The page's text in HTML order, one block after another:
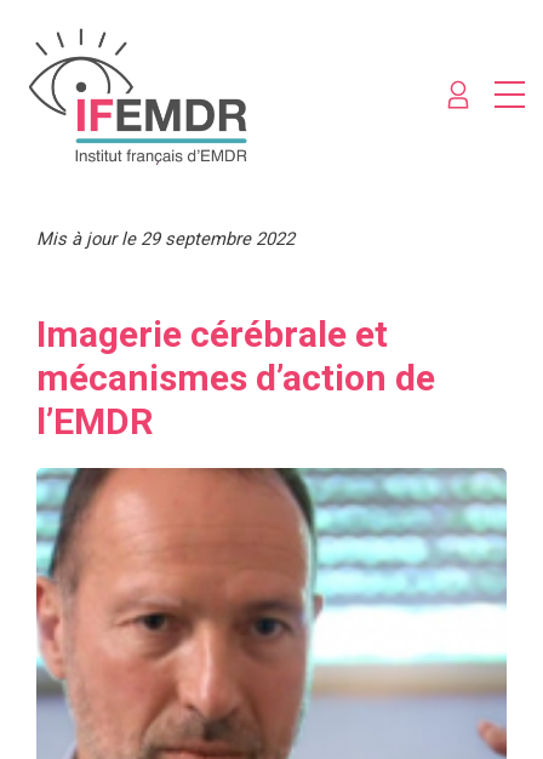
Imagerie cérébrale et
mécanismes d’action de
l’EMDR
Mis à jour le 29 septembre 2022